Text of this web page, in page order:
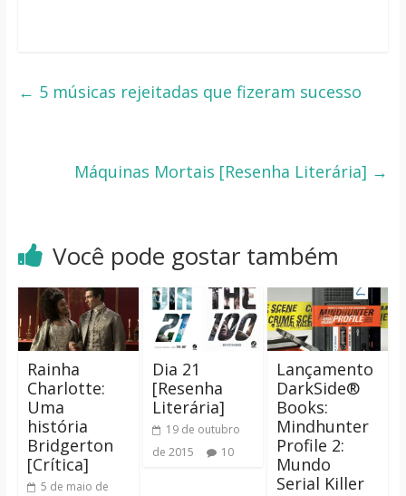
← 5 músicas rejeitadas que fizeram sucesso
Máquinas Mortais [Resenha Literária] →
Você pode gostar também
Rainha
Charlotte:
Uma
história
Bridgerton
[Crítica]
5 de maio de
Dia 21
[Resenha
Literária]
19 de outubro
de 2015
10
Lançamento
DarkSide®
Books:
Mindhunter
Profile 2:
Mundo
Serial Killer